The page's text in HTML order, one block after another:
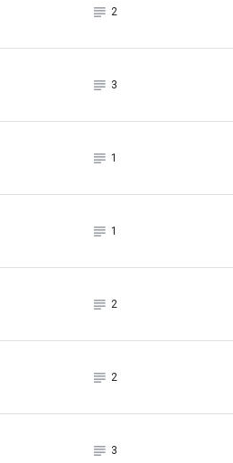
subject_black
2
subject_black
3
subject_black
1
subject_black
1
subject_black
2
subject_black
2
subject_black
3